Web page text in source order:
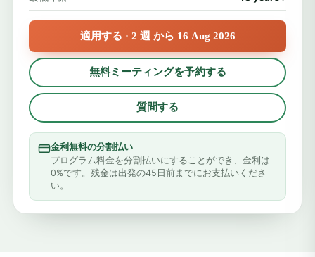
適用する · 2 週 から 16 Aug 2026
無料ミーティングを予約する
質問する
金利無料の分割払い
プログラム料金を分割払いにすることができ、金利は
0%です。残金は出発の45日前までにお支払いくださ
い。